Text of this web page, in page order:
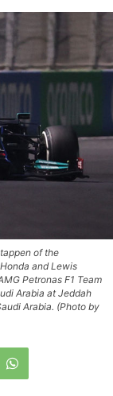
of the
and Lewis
Petronas F1 Team
Arabia at Jeddah
Arabia. (Photo by